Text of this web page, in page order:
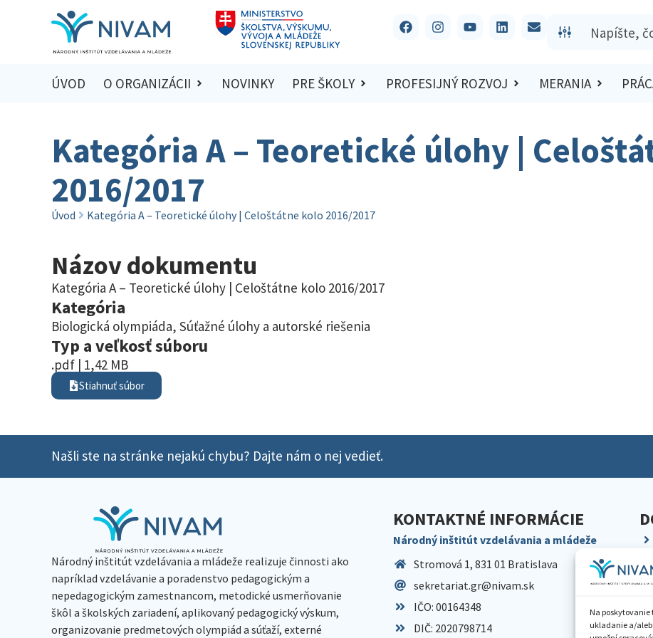
Na poskytovanie
ukladanie a/
ÚVOD O ORGANIZÁCII NOVINKY PRE ŠKOLY PROFESIJNÝ ROZVOJ MERANIA
Kategória A – Teoretické úlohy |
2016/2017
Úvod Kategória A – Teoretické úlohy | Celoštátne kolo 2016/2017
Názov dokumentu
Kategória A – Teoretické úlohy | Celoštátne kolo 2016/2017
Kategória
Biologická olympiáda, Súťažné úlohy a autorské riešenia
Typ a veľkosť súboru
.pdf | 1,42 MB
Stiahnuť súbor
Našli ste na stránke nejakú chybu? Dajte nám o nej vedieť.
Národný inštitút vzdelávania a mládeže realizuje činnosti ako
napríklad vzdelávanie a poradenstvo pedagogickým a
nepedagogickým zamestnancom, metodické usmerňovanie
škôl a školských zariadení, aplikovaný pedagogický výskum,
organizovanie predmetových olympiád a súťaží, externé
KONTAKTNÉ INFORMÁCIE
Národný inštitút vzdelávania a mládeže
Stromová 1, 831 01 Bratislava
sekretariat.gr@nivam.sk
IČO: 00164348
DIČ: 2020798714